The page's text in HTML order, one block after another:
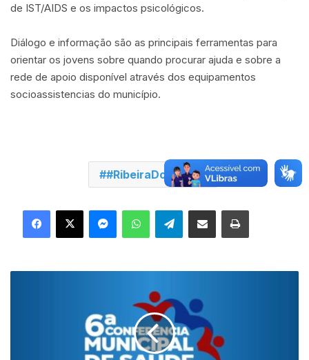
de IST/AIDS e os impactos psicológicos.
Diálogo e informação são as principais ferramentas para
orientar os jovens sobre quando procurar ajuda e sobre a
rede de apoio disponível através dos equipamentos
socioassistencias do município.
#RibeiraDoPombal
X WhatsApp Telegram